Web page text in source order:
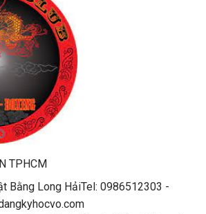
TPHCM
Bằng Long HảiTel: 0986512303 -